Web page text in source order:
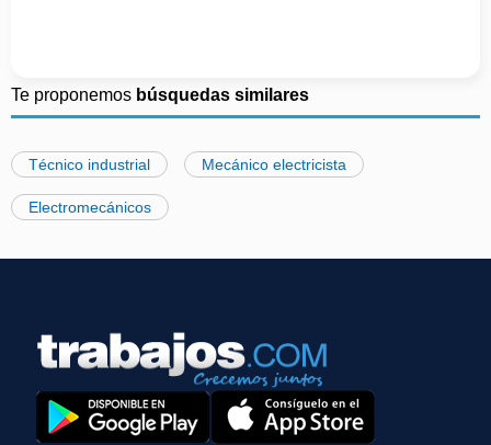
Te proponemos búsquedas similares
Técnico industrial Mecánico electricista
Electromecánicos